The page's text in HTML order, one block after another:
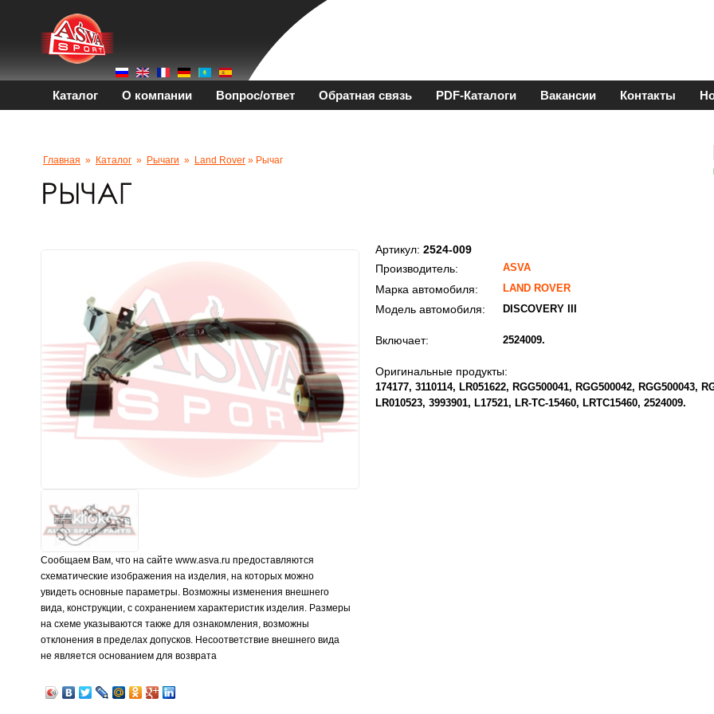
Каталог О компании Вопрос/ответ Обратная связь PDF-Каталоги Вакансии Контакты
Главная » Каталог » Рычаги » Land Rover » Рычаг
Сообщаем Вам, что на сайте www.asva.ru предоставляются
схематические изображения на изделия, на которых можно
увидеть основные параметры. Возможны изменения внешнего
вида, конструкции, с сохранением характеристик изделия. Размеры
на схеме указываются также для ознакомления, возможны
отклонения в пределах допусков. Несоответствие внешнего вида
не является основанием для возврата
Артикул: 2524-009
Производитель:
ASVA
Марка автомобиля: LAND ROVER
Модель автомобиля: DISCOVERY III
Включает: 2524009
Оригинальные продукты:
174177 3110114 LR051622 RGG500041 RGG500042 RGG500043
LR010523 3993901 L17521 LR-TC-15460 LRTC15460 2524009